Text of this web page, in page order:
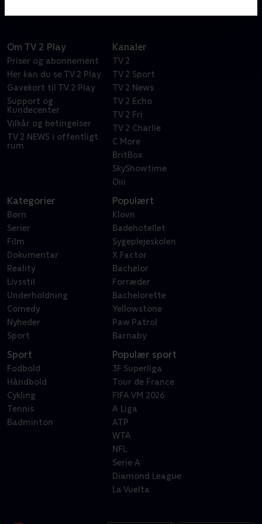
Om TV 2 Play
Priser og abonnement
Her kan du se TV 2 Play
Gavekort til TV 2 Play
Support og
Kundecenter
Vilkår og betingelser
TV 2 NEWS i offentligt
rum
Kanaler
TV 2
TV 2 Sport
TV 2 News
TV 2 Echo
TV 2 Fri
TV 2 Charlie
C More
BritBox
SkyShowtime
Oiii
Kategorier
Børn
Serier
Film
Dokumentar
Reality
Livsstil
Underholdning
Comedy
Nyheder
Sport
Populært
Klovn
Badehotellet
Sygeplejeskolen
X Factor
Bachelor
Forræder
Bachelorette
Yellowstone
Paw Patrol
Barnaby
Sport
Fodbold
Håndbold
Cykling
Tennis
Badminton
Populær sport
3F Superliga
Tour de France
FIFA VM 2026
A Liga
ATP
WTA
NFL
Serie A
Diamond League
La Vuelta